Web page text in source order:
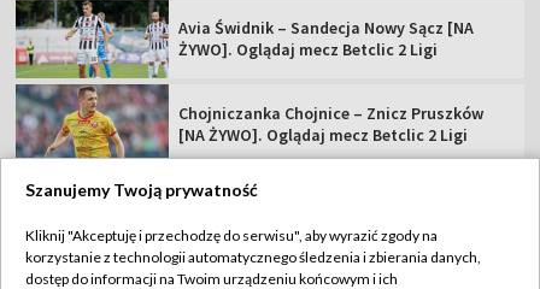
Avia Świdnik – Sandecja Nowy Sącz [NA
ŻYWO]. Oglądaj mecz Betclic 2 Ligi
Chojniczanka Chojnice – Znicz Pruszków
[NA ŻYWO]. Oglądaj mecz Betclic 2 Ligi
TVP
Szanujemy Twoją prywatność
Kliknij "Akceptuję i przechodzę do serwisu", aby wyrazić zgody na
korzystanie z technologii automatycznego śledzenia i zbierania danych,
dostęp do informacji na Twoim urządzeniu końcowym i ich